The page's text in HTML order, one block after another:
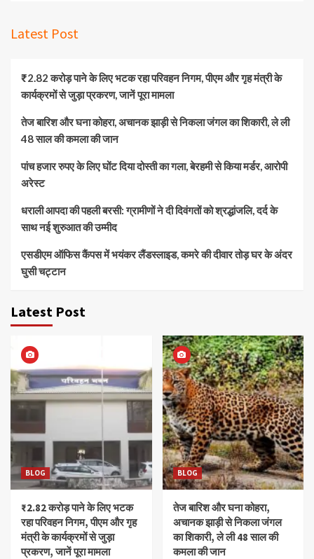
Latest Post
₹2.82 करोड़ पाने के लिए भटक रहा परिवहन निगम, पीएम और गृह मंत्री के
कार्यक्रमों से जुड़ा प्रकरण, जानें पूरा मामला
तेज बारिश और घना कोहरा, अचानक झाड़ी से निकला जंगल का शिकारी, ले ली
48 साल की कमला की जान
पांच हजार रुपए के लिए घोंट दिया दोस्ती का गला, बेरहमी से किया मर्डर, आरोपी
अरेस्ट
धराली आपदा की पहली बरसी: ग्रामीणों ने दी दिवंगतों को श्रद्धांजलि, दर्द के
साथ नई शुरुआत की उम्मीद
एसडीएम ऑफिस कैंपस में भयंकर लैंडस्लाइड, कमरे की दीवार तोड़ घर के अंदर
घुसी चट्टान
Latest Post
BLOG
₹2.82 करोड़ पाने के लिए भटक
रहा परिवहन निगम, पीएम और गृह
मंत्री के कार्यक्रमों से जुड़ा
प्रकरण, जानें पूरा मामला
BLOG
तेज बारिश और घना कोहरा,
अचानक झाड़ी से निकला जंगल
का शिकारी, ले ली 48 साल की
कमला की जान